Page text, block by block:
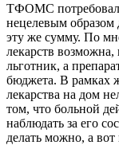
ТФОМС потребовал
нецелевым образом
эту же сумму. По
лекарств возможна,
льготник, а
бюджета. В рамках
лекарства на дом
том, что больной
наблюдать за его
делать можно, а вот